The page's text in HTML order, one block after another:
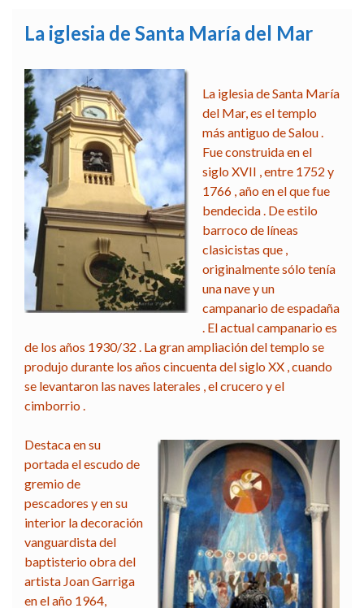
La iglesia de Santa María del Mar
La iglesia de Santa María
del Mar, es el templo
más antiguo de Salou .
Fue construida en el
siglo XVII , entre 1752 y
1766 , año en el que fue
bendecida . De estilo
barroco de líneas
clasicistas que ,
originalmente sólo tenía
una nave y un
campanario de espadaña
. El actual campanario es
de los años 1930/32 . La gran ampliación del templo se
produjo durante los años cincuenta del siglo XX , cuando
se levantaron las naves laterales , el crucero y el
cimborrio .
Destaca en su
portada el escudo de
gremio de
pescadores y en su
interior la decoración
vanguardista del
baptisterio obra del
artista Joan Garriga
en el año 1964,